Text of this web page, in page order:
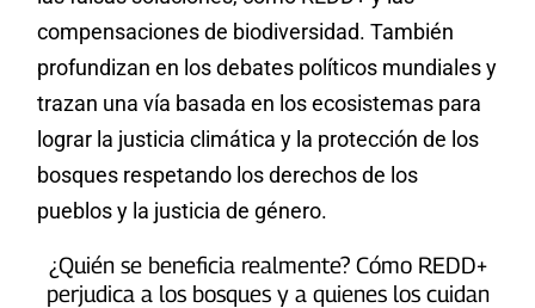
compensaciones de biodiversidad. También
profundizan en los debates políticos mundiales y
trazan una vía basada en los ecosistemas para
lograr la justicia climática y la protección de los
bosques respetando los derechos de los
pueblos y la justicia de género.
¿Quién se beneficia realmente? Cómo REDD+
perjudica a los bosques y a quienes los cuidan